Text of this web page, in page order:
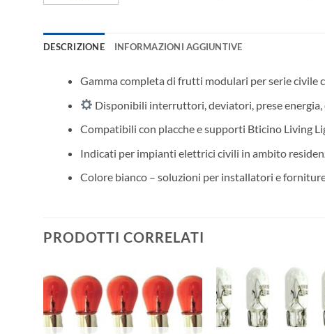
DESCRIZIONE INFORMAZIONI AGGIUNTIVE
Gamma completa di frutti modulari per serie civile
Disponibili interruttori, deviatori, prese energia,
Compatibili con placche e supporti Bticino Living
Indicati per impianti elettrici civili in ambito
Colore bianco – soluzioni per installatori e
PRODOTTI CORRELATI